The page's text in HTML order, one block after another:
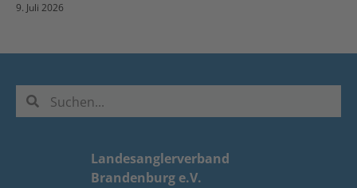
9. Juli 2026
Landesanglerverband
Brandenburg e.V.